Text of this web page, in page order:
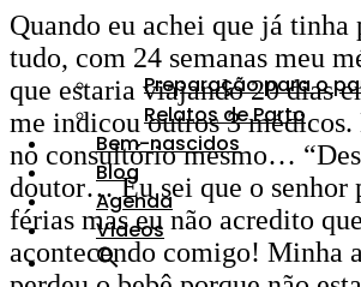
Preparação para o
Relatos de Parto
Bem-nascidos
Blog
Agenda
Vídeos
Quando eu achei que já tinha
tudo, com 24 semanas meu
que estaria viajando 20 dias
me indicou outros 3
no consultório mesmo…
doutor… Eu sei que o senhor
férias mas eu não acredito
acontecendo comigo! Minha